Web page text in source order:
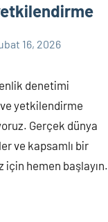
16, 2026
denetimi
ve yetkilendirme
Gerçek dünya
ve kapsamlı bir
hemen başlayın.